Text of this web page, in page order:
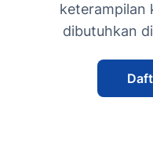
keterampilan
dibutuhkan